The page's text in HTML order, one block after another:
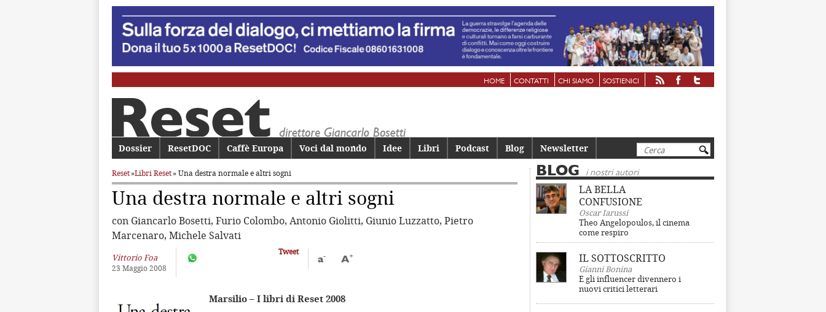
HOME CONTATTI CHI SIAMO SOSTIENICI
Cerca
Menu principale
Vai al contenuto principale
Vai al contenuto secondario
Dossier ResetDOC Caffè Europa Voci dal mondo Idee Libri Podcast Blog Newsletter
Reset»Libri Reset» Una destra normale e altri sogni
Una destra normale e altri sogni
con Giancarlo Bosetti, Furio Colombo, Antonio Giolitti, Giunio Luzzatto, Pietro
Marcenaro, Michele Salvati
Vittorio Foa
23 Maggio 2008
Tweet
a- A+
Marsilio – I libri di Reset 2008
BLOG i nostri autori
LA BELLA
CONFUSIONE
Oscar Iarussi
Theo Angelopoulos, il cinema
come respiro
IL SOTTOSCRITTO
Gianni Bonina
E gli influencer divennero i
nuovi critici letterari